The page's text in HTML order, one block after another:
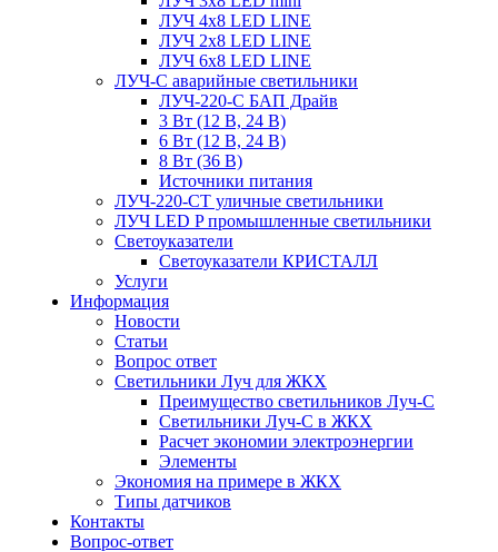
ЛУЧ 4х8 LED LINE
ЛУЧ 2х8 LED LINE
ЛУЧ 6х8 LED LINE
ЛУЧ-С аварийные светильники
ЛУЧ-220-С БАП Драйв
3 Вт (12 В, 24 В)
6 Вт (12 В, 24 В)
8 Вт (36 В)
Источники питания
ЛУЧ-220-СТ уличные светильники
ЛУЧ LED P промышленные светильники
Светоуказатели
Светоуказатели КРИСТАЛЛ
Услуги
Информация
Новости
Статьи
Вопрос ответ
Светильники Луч для ЖКХ
Преимущество светильников Луч-С
Светильники Луч-С в ЖКХ
Расчет экономии электроэнергии
Элементы
Экономия на примере в ЖКХ
Типы датчиков
Контакты
Вопрос-ответ